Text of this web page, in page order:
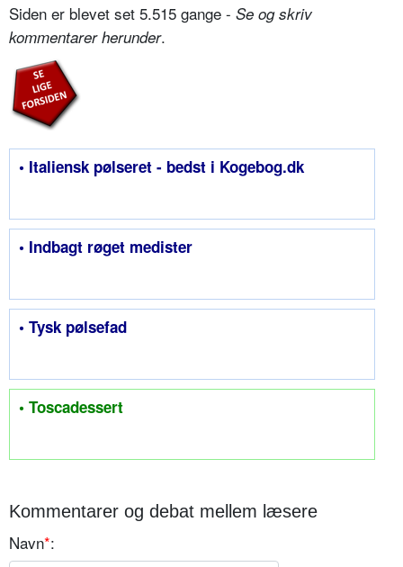
Siden er blevet set 5.515 gange - Se og skriv
kommentarer herunder.
• Italiensk pølseret - bedst i Kogebog.dk
• Indbagt røget medister
• Tysk pølsefad
• Toscadessert
Kommentarer og debat mellem læsere
Navn*: